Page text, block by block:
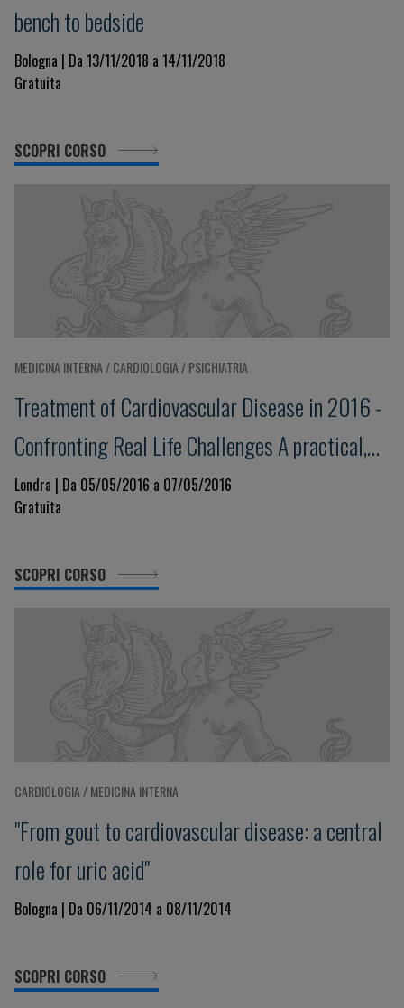
bench to bedside
Bologna | Da 13/11/2018 a 14/11/2018
Gratuita
SCOPRI CORSO
MEDICINA INTERNA / CARDIOLOGIA / PSICHIATRIA
Treatment of Cardiovascular Disease in 2016 -
Confronting Real Life Challenges A practical,
interactive workshop
Londra | Da 05/05/2016 a 07/05/2016
Gratuita
SCOPRI CORSO
CARDIOLOGIA / MEDICINA INTERNA
"From gout to cardiovascular disease: a central
role for uric acid"
Bologna | Da 06/11/2014 a 08/11/2014
SCOPRI CORSO